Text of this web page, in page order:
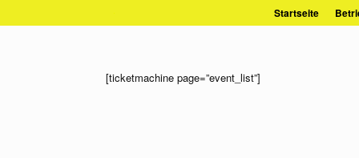
Inhalt
Startseite
[ticketmachine page=”event_list”]